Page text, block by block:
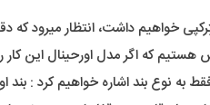
خواهیم داشت، انتظار میرود
که اگر مدل اورحینال این
به نوع بند اشاره خواهیم کرد : بند